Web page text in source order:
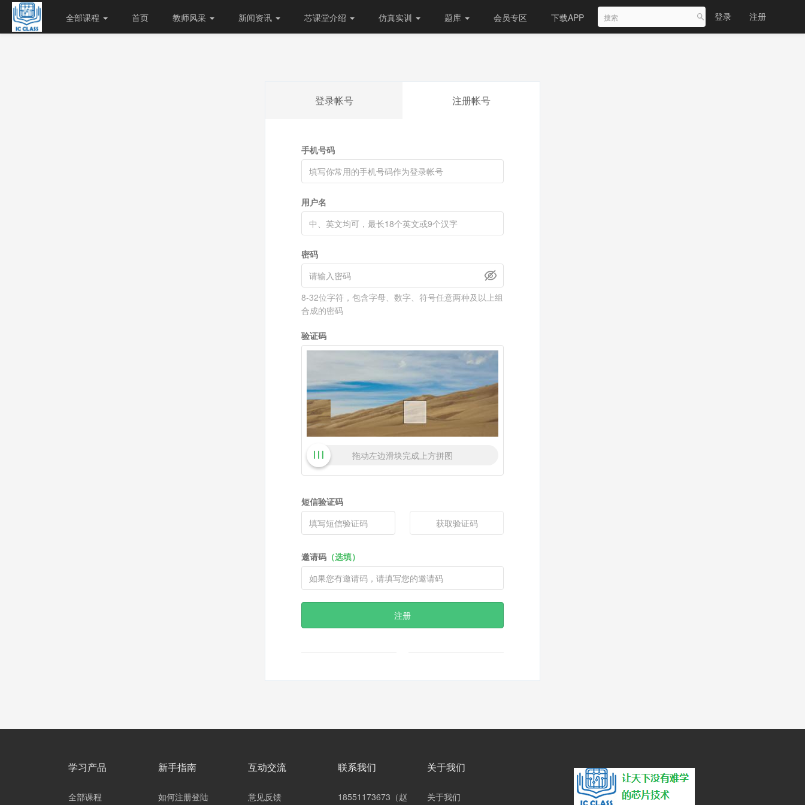
全部课程 首页 教师风采 新闻资讯 芯课堂介绍 仿真实训 题库 会员专区 下载APP 登录 注册
登录帐号 注册帐号
手机号码
用户名
密码
8-32位字符，包含字母、数字、符号任意两种及以上组
合成的密码
验证码
拖动左边滑块完成上方拼图
短信验证码
获取验证码
邀请码 （选填）
注册
学习产品
全部课程
新手指南
如何注册登陆
互动交流
意见反馈
联系我们
18551173673（赵
关于我们
关于我们